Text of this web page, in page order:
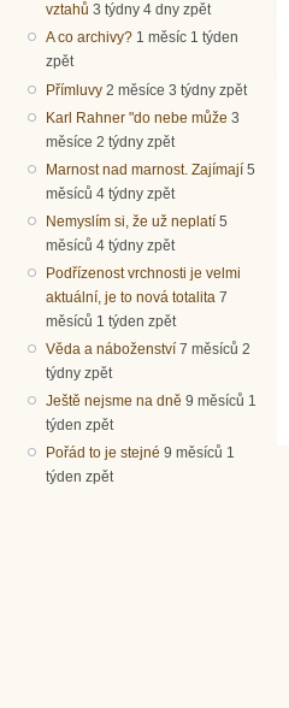
vztahů 3 týdny 4 dny zpět
A co archivy? 1 měsíc 1 týden
zpět
Přímluvy 2 měsíce 3 týdny zpět
Karl Rahner "do nebe může 3
měsíce 2 týdny zpět
Marnost nad marnost. Zajímají 5
měsíců 4 týdny zpět
Nemyslím si, že už neplatí 5
měsíců 4 týdny zpět
Podřízenost vrchnosti je velmi
aktuální, je to nová totalita 7
měsíců 1 týden zpět
Věda a náboženství 7 měsíců 2
týdny zpět
Ještě nejsme na dně 9 měsíců 1
týden zpět
Pořád to je stejné 9 měsíců 1
týden zpět